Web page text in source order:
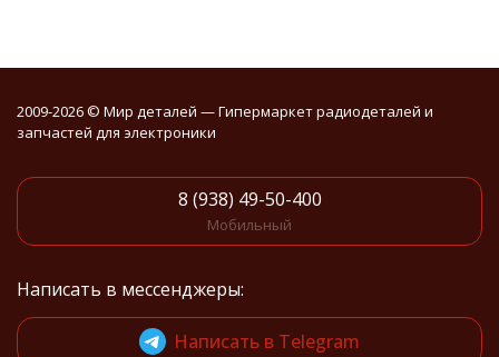
2009-2026 © Мир деталей — Гипермаркет радиодеталей и
запчастей для электроники
8 (938) 49-50-400
Мобильный
Написать в мессенджеры:
Написать в Telegram